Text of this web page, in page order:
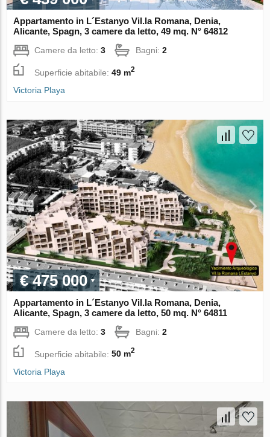
Appartamento in L´Estanyo Vil.la Romana, Denia,
Alicante, Spagn, 3 camere da letto, 49 mq. N° 64812
Camere da letto:3 Bagni:2
Superficie abitabile:49 m2
Victoria Playa
€ 475 000
Appartamento in L´Estanyo Vil.la Romana, Denia,
Alicante, Spagn, 3 camere da letto, 50 mq. N° 64811
Camere da letto:3 Bagni:2
Superficie abitabile:50 m2
Victoria Playa